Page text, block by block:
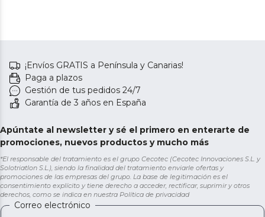
¡Envíos GRATIS a Península y Canarias!
Paga a plazos
Gestión de tus pedidos 24/7
Garantía de 3 años en España
Apúntate al newsletter y sé el primero en enterarte de
promociones, nuevos productos y mucho más
*El responsable del tratamiento es el grupo Cecotec (Cecotec Innovaciones S.L. y
Solotriatlon S.L.), siendo la finalidad del tratamiento enviarle ofertas y
promociones de las empresas del grupo. La base de legitimación es el
consentimiento explícito y tiene derecho a acceder, rectificar, suprimir y otros
derechos, como se indica en nuestra Política de privacidad
Correo electrónico